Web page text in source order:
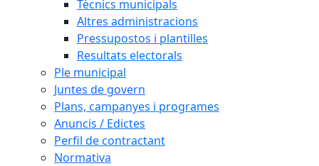
Tècnics municipals
Altres administracions
Pressupostos i plantilles
Resultats electorals
Ple municipal
Juntes de govern
Plans, campanyes i programes
Anuncis / Edictes
Perfil de contractant
Normativa